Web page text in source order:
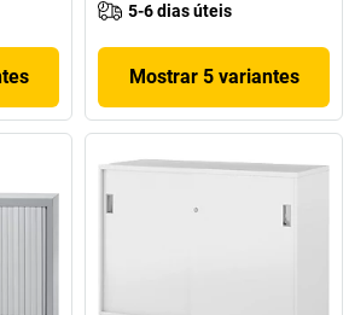
5-6 dias úteis
Mostrar 5 variantes